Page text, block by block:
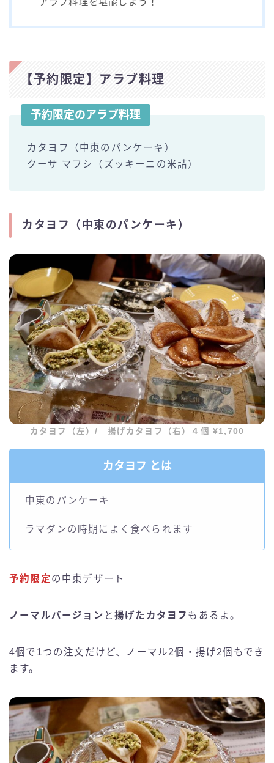
【予約限定】アラブ料理
予約限定のアラブ料理
カタヨフ（中東のパンケーキ）
クーサ マフシ（ズッキーニの米詰）
カタヨフ（中東のパンケーキ）
カタヨフ（左）/ 揚げカタヨフ（右）４個 ¥1,700
カタヨフ とは
中東のパンケーキ
ラマダンの時期によく食べられます
予約限定の中東デザート
ノーマルバージョン と揚げたカタヨフ もあるよ。
4個で1つの注文だけど、ノーマル2個・揚げ2個もでき
ます。